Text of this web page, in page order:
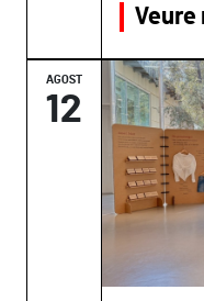
Veure
AGOST
12